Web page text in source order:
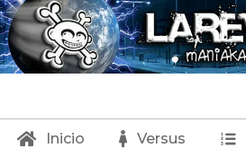
Inicio Versus